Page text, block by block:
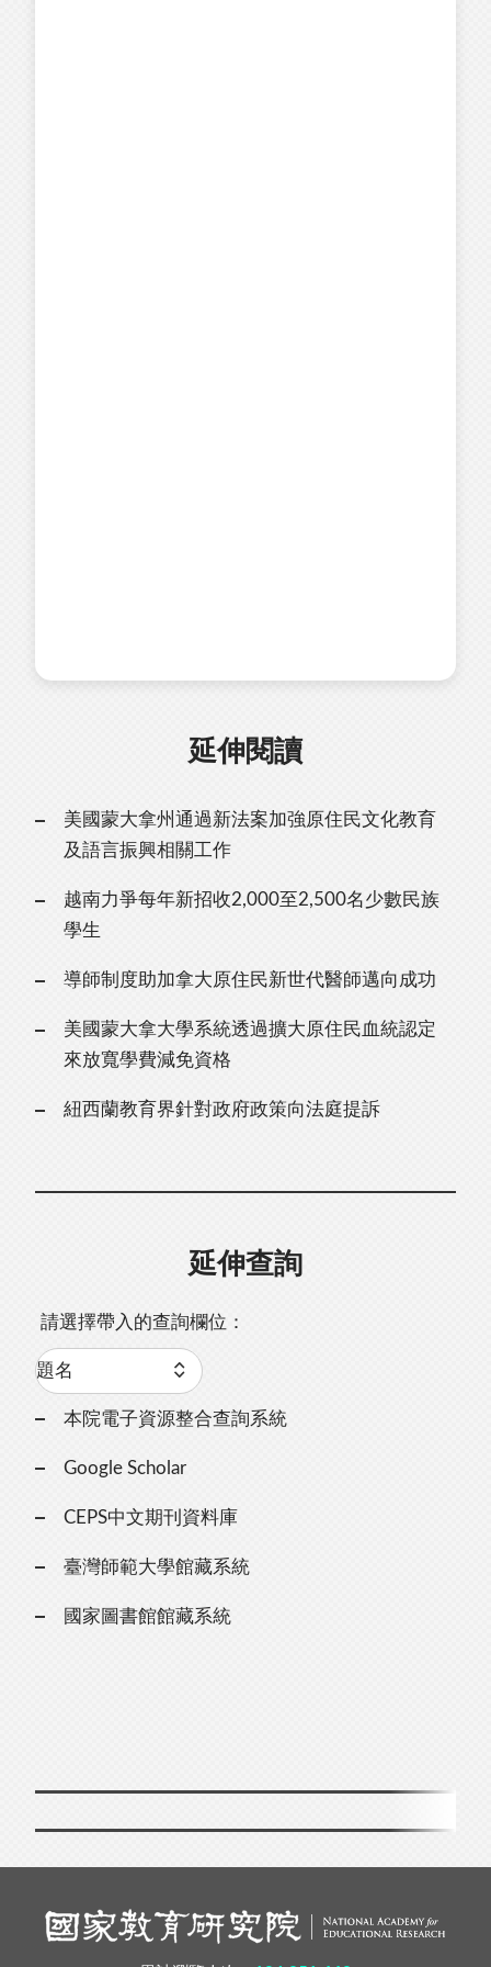
延伸閱讀
美國蒙大拿州通過新法案加強原住民文化教育
及語言振興相關工作
越南力爭每年新招收2,000至2,500名少數民族
學生
導師制度助加拿大原住民新世代醫師邁向成功
美國蒙大拿大學系統透過擴大原住民血統認定
來放寬學費減免資格
紐西蘭教育界針對政府政策向法庭提訴
延伸查詢
請選擇帶入的查詢欄位：
本院電子資源整合查詢系統
Google Scholar
CEPS中文期刊資料庫
臺灣師範大學館藏系統
國家圖書館館藏系統